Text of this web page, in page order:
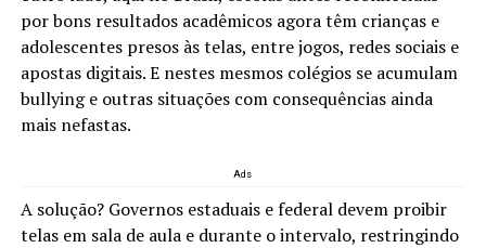
por bons resultados acadêmicos agora têm crianças e
adolescentes presos às telas, entre jogos, redes sociais e
apostas digitais. E nestes mesmos colégios se acumulam
bullying e outras situações com consequências ainda
mais nefastas.
Ads
A solução? Governos estaduais e federal devem proibir
telas em sala de aula e durante o intervalo, restringindo